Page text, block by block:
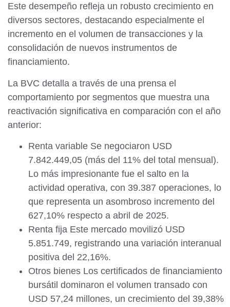
Este desempeño refleja un robusto crecimiento en
diversos sectores, destacando especialmente el
incremento en el volumen de transacciones y la
consolidación de nuevos instrumentos de
financiamiento.
La BVC detalla a través de una prensa el
comportamiento por segmentos que muestra una
reactivación significativa en comparación con el año
anterior:
Renta variable Se negociaron USD
7.842.449,05 (más del 11% del total mensual).
Lo más impresionante fue el salto en la
actividad operativa, con 39.387 operaciones, lo
que representa un asombroso incremento del
627,10% respecto a abril de 2025.
Renta fija Este mercado movilizó USD
5.851.749, registrando una variación interanual
positiva del 22,16%.
Otros bienes Los certificados de financiamiento
bursátil dominaron el volumen transado con
USD 57,24 millones, un crecimiento del 39,38%